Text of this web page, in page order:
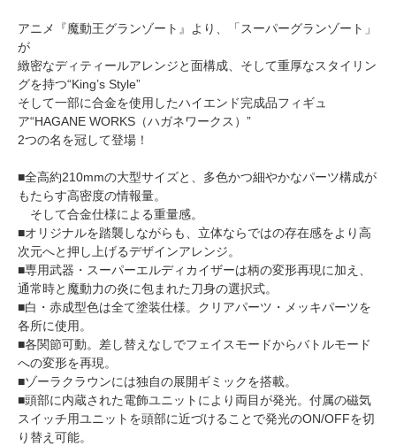
アニメ『魔動王グランゾート』より、「スーパーグランゾート」
が
緻密なディティールアレンジと面構成、そして重厚なスタイリン
グを持つ“King’s Style”
そして一部に合金を使用したハイエンド完成品フィギュ
ア“HAGANE WORKS（ハガネワークス）”
2つの名を冠して登場！
■全高約210mmの大型サイズと、多色かつ細やかなパーツ構成が
もたらす高密度の情報量。
そして合金仕様による重量感。
■オリジナルを踏襲しながらも、立体ならではの存在感をより高
次元へと押し上げるデザインアレンジ。
■専用武器・スーパーエルディカイザーは柄の変形再現に加え、
通常時と魔動力の炎に包まれた刀身の選択式。
■白・赤成型色は全て塗装仕様。クリアパーツ・メッキパーツを
各所に使用。
■各関節可動。差し替えなしでフェイスモードからバトルモード
への変形を再現。
■ゾーラクラウンには独自の展開ギミックを搭載。
■頭部に内蔵された電飾ユニットにより両目が発光。付属の磁気
スイッチ用ユニットを頭部に近づけることで発光のON/OFFを切
り替え可能。